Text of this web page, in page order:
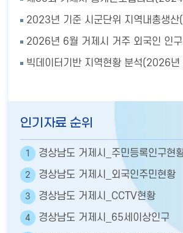
2026년 6월 거제시 거주 외국인 인구
빅데이터기반 지역현황 분석(2026년
인기자료 순위
1 경상남도 거제시_주민등록인구현
2 경상남도 거제시_외국인주민현황
3 경상남도 거제시_CCTV현황
4 경상남도 거제시_65세이상인구